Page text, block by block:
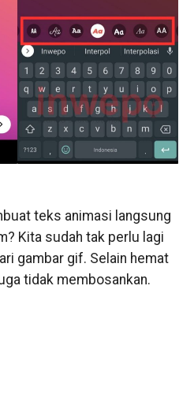
teks animasi langsung
Kita sudah tak perlu lagi
gambar gif. Selain hemat
tidak membosankan.